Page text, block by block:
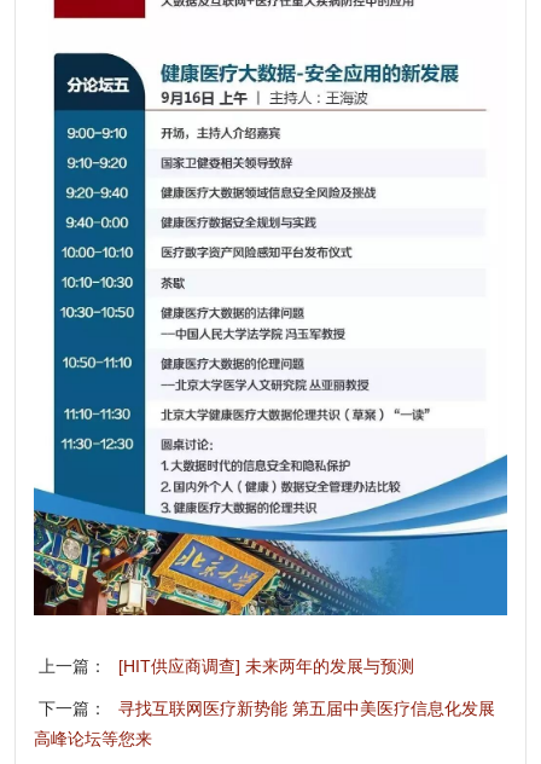
上一篇： [HIT供应商调查] 未来两年的发展与预测
下一篇：
寻找互联网医疗新势能 第五届中美医疗信息化发展
高峰论坛等您来